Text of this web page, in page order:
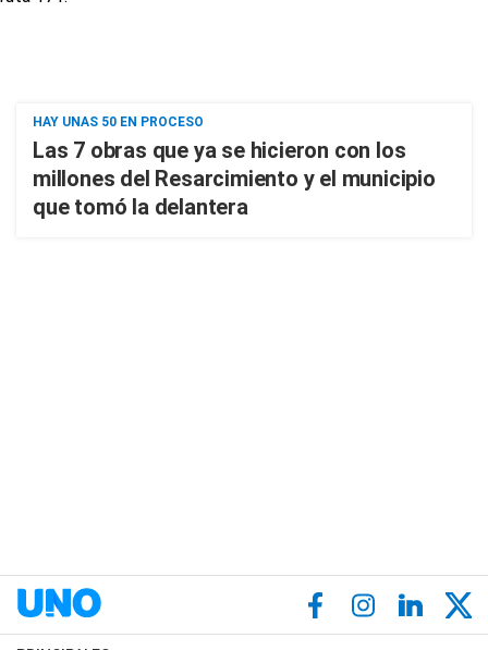
HAY UNAS 50 EN PROCESO
Las 7 obras que ya se hicieron con los
millones del Resarcimiento y el municipio
que tomó la delantera